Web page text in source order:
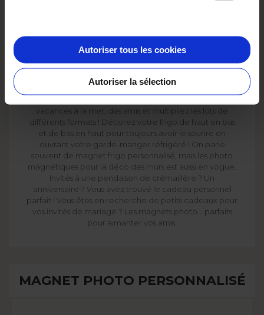
Autoriser tous les cookies
Autoriser la sélection
courses, les dessins de vos chérubins, le programme de
cinéma ou un article sur les recettes zéro déchet
trouvé dans la salle d'attente chez le médecin ? On le
vacances à la mer, des amis et multipliez les lots de
différents formats ! Décorez votre frigo de haut en bas
et de bas en haut pour toujours avoir le sourire en
ouvrant votre garde-manger réfrigéré ! On parle
souvent de magnet frigo personnalisé, mais les photo
magnétiques pour la déco des murs est aussi en vogue.
Invités à une pendaison de crémaillère ? Un
anniversaire ? Vous avez trouvé le cadeau personnel
parfait ! Vous êtes en recherche de petits cadeaux pour
vos invités de mariage ? Les magnets photo... parfaits
pour aimanter vos amis.
MAGNET PHOTO PERSONNALISÉ